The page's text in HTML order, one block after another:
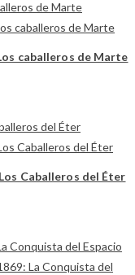
caballeros de Marte
Caballeros del Éter